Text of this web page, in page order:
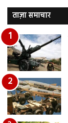
वीडियो…
ताज़ा समाचार